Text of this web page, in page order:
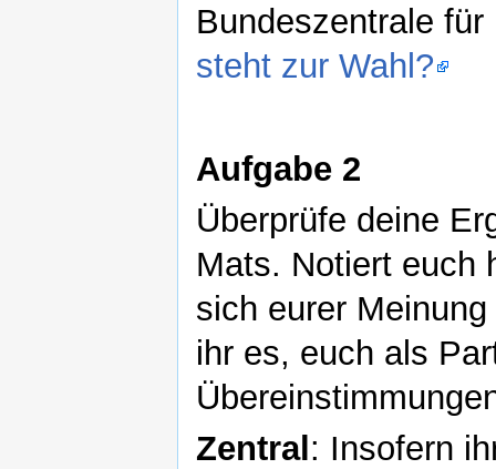
Bundeszentrale
steht zur Wahl?
Aufgabe 2
Überprüfe deine
Mats. Notiert euch
sich eurer
ihr es, euch als
Zentral : Insofern